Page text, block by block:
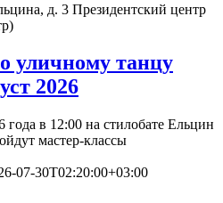
д. 3 Президентский центр
уличному танцу
2026
года в 12:00 на стилобате Ельцин
мастер-классы
07-30T02:20:00+03:00